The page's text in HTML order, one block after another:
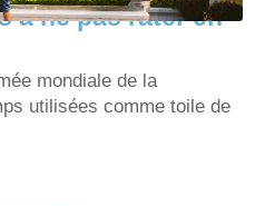
à ne pas rater en
mondiale de la
utilisées comme toile de